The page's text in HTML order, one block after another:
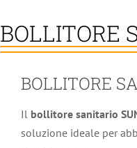
BOLLITORE
BOLLITORE
Il bollitore sanitario
soluzione ideale per